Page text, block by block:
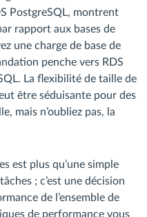
PostgreSQL, montrent
rapport aux bases de
une charge de base de
penche vers RDS
La flexibilité de taille de
être séduisante pour des
mais n’oubliez pas, la
est plus qu’une simple
; c’est une décision
de l’ensemble de
de performance vous